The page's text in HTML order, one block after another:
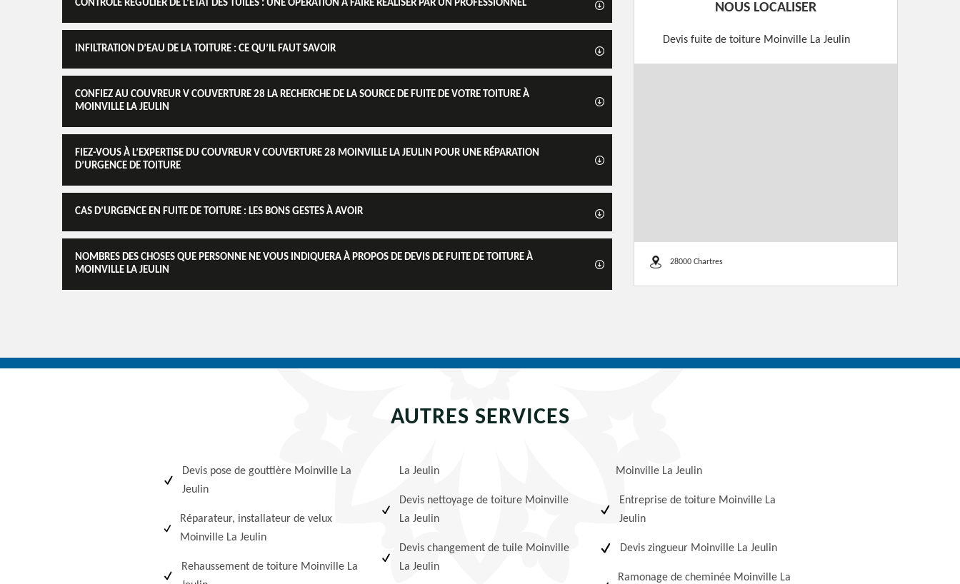
CONTRÔLE RÉGULIER DE L’ÉTAT DES TUILES : UNE OPÉRATION À FAIRE RÉALISER PAR UN PROFESSIONNEL
INFILTRATION D’EAU DE LA TOITURE : CE QU’IL FAUT SAVOIR
CONFIEZ AU COUVREUR V COUVERTURE 28 LA RECHERCHE DE LA SOURCE DE FUITE DE VOTRE TOITURE À
MOINVILLE LA JEULIN
FIEZ-VOUS À L’EXPERTISE DU COUVREUR V COUVERTURE 28 MOINVILLE LA JEULIN POUR UNE RÉPARATION
D’URGENCE DE TOITURE
CAS D’URGENCE EN FUITE DE TOITURE : LES BONS GESTES À AVOIR
NOMBRES DES CHOSES QUE PERSONNE NE VOUS INDIQUERA À PROPOS DE DEVIS DE FUITE DE TOITURE À
MOINVILLE LA JEULIN
NOUS LOCALISER
Devis fuite de toiture Moinville La Jeulin
28000 Chartres
AUTRES SERVICES
Devis pose de gouttière Moinville La
Jeulin
Réparateur, installateur de velux
Moinville La Jeulin
Rehaussement de toiture Moinville La
La Jeulin
Devis nettoyage de toiture Moinville
La Jeulin
Devis changement de tuile Moinville
La Jeulin
Moinville La Jeulin
Entreprise de toiture Moinville La
Jeulin
Devis zingueur Moinville La Jeulin
Ramonage de cheminée Moinville La